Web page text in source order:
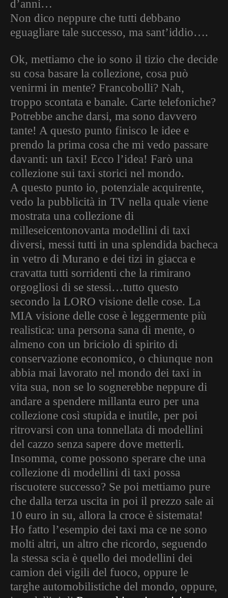
d’anni…
Non dico neppure che tutti debbano
eguagliare tale successo, ma sant’iddio….
Ok, mettiamo che io sono il tizio che decide
su cosa basare la collezione, cosa può
venirmi in mente? Francobolli? Nah,
troppo scontata e banale. Carte telefoniche?
Potrebbe anche darsi, ma sono davvero
tante! A questo punto finisco le idee e
prendo la prima cosa che mi vedo passare
davanti: un taxi! Ecco l’idea! Farò una
collezione sui taxi storici nel mondo.
A questo punto io, potenziale acquirente,
vedo la pubblicità in TV nella quale viene
mostrata una collezione di
milleseicentonovanta modellini di taxi
diversi, messi tutti in una splendida bacheca
in vetro di Murano e dei tizi in giacca e
cravatta tutti sorridenti che la rimirano
orgogliosi di se stessi…tutto questo
secondo la LORO visione delle cose. La
MIA visione delle cose è leggermente più
realistica: una persona sana di mente, o
almeno con un briciolo di spirito di
conservazione economico, o chiunque non
abbia mai lavorato nel mondo dei taxi in
vita sua, non se lo sognerebbe neppure di
andare a spendere millanta euro per una
collezione così stupida e inutile, per poi
ritrovarsi con una tonnellata di modellini
del cazzo senza sapere dove metterli.
Insomma, come possono sperare che una
collezione di modellini di taxi possa
riscuotere successo? Se poi mettiamo pure
che dalla terza uscita in poi il prezzo sale ai
10 euro in su, allora la croce è sistemata!
Ho fatto l’esempio dei taxi ma ce ne sono
molti altri, un altro che ricordo, seguendo
la stessa scia è quello dei modellini dei
camion dei vigili del fuoco, oppure le
targhe automobilistiche del mondo, oppure,